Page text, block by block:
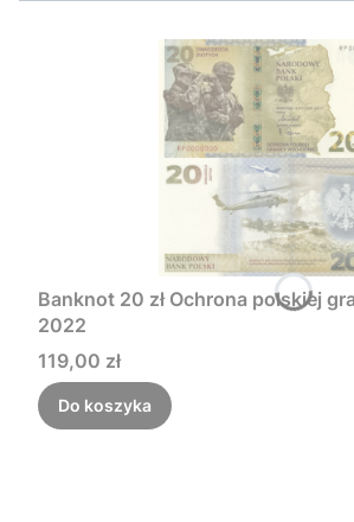
Banknot 20 zł Ochrona polskiej
2022
Cena
119,00 zł
Do koszyka